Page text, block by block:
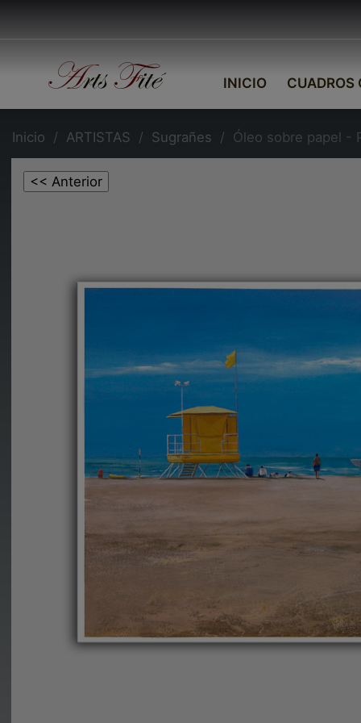
INICIO CUADROS
Inicio ARTISTAS Sugrañes Óleo sobre papel -